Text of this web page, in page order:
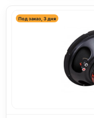
Под заказ, 3 дня